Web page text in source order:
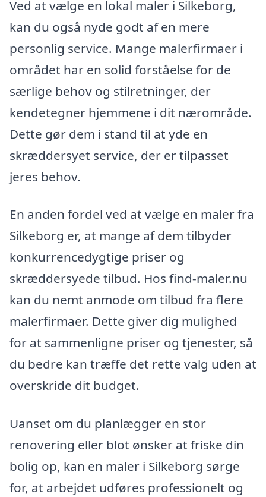
Ved at vælge en lokal maler i Silkeborg,
kan du også nyde godt af en mere
personlig service. Mange malerfirmaer i
området har en solid forståelse for de
særlige behov og stilretninger, der
kendetegner hjemmene i dit nærområde.
Dette gør dem i stand til at yde en
skræddersyet service, der er tilpasset
jeres behov.
En anden fordel ved at vælge en maler fra
Silkeborg er, at mange af dem tilbyder
konkurrencedygtige priser og
skræddersyede tilbud. Hos find-maler.nu
kan du nemt anmode om tilbud fra flere
malerfirmaer. Dette giver dig mulighed
for at sammenligne priser og tjenester, så
du bedre kan træffe det rette valg uden at
overskride dit budget.
Uanset om du planlægger en stor
renovering eller blot ønsker at friske din
bolig op, kan en maler i Silkeborg sørge
for, at arbejdet udføres professionelt og